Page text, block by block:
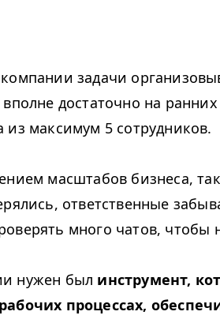
задачи
достаточно на ранних
из максимум 5 сотрудников.
масштабов бизнеса,
ответственные
много чатов, чтобы
нужен был инструмент,
процессах,